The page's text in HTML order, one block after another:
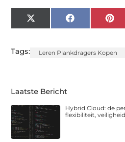
X
(Twitter)
Facebook
Tags: Leren Plankdragers Kopen
Laatste Bericht
Hybrid Cloud: de
flexibiliteit,